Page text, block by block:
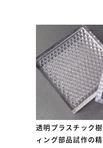
透明プラスチック
ィング部品試作の